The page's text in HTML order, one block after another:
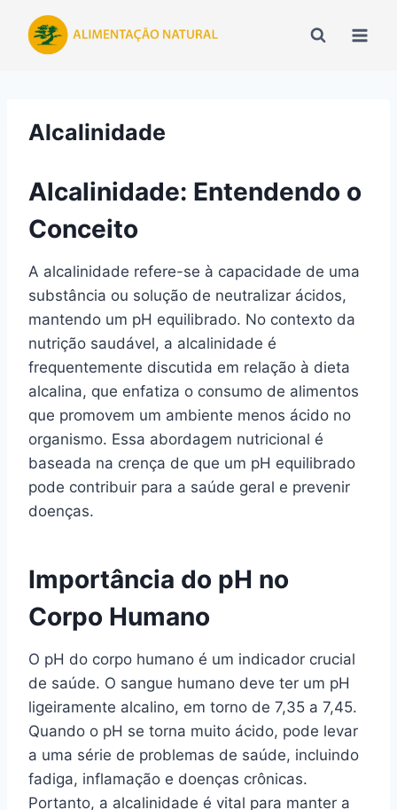
para
Alcalinidade
Alcalinidade: Entendendo o
Conceito
A alcalinidade refere-se à capacidade de uma
substância ou solução de neutralizar ácidos,
mantendo um pH equilibrado. No contexto da
nutrição saudável, a alcalinidade é
frequentemente discutida em relação à dieta
alcalina, que enfatiza o consumo de alimentos
que promovem um ambiente menos ácido no
organismo. Essa abordagem nutricional é
baseada na crença de que um pH equilibrado
pode contribuir para a saúde geral e prevenir
doenças.
Importância do pH no
Corpo Humano
O pH do corpo humano é um indicador crucial
de saúde. O sangue humano deve ter um pH
ligeiramente alcalino, em torno de 7,35 a 7,45.
Quando o pH se torna muito ácido, pode levar
a uma série de problemas de saúde, incluindo
fadiga, inflamação e doenças crônicas.
Portanto, a alcalinidade é vital para manter a